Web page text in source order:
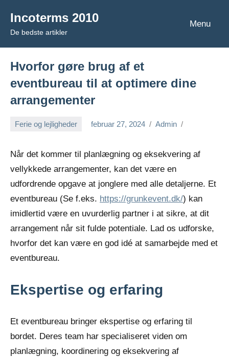
indhold
Incoterms 2010
De bedste artikler
Menu
Hvorfor gøre brug af et
eventbureau til at optimere dine
arrangementer
Ferie og lejligheder februar 27, 2024 Admin
Når det kommer til planlægning og eksekvering af
vellykkede arrangementer, kan det være en
udfordrende opgave at jonglere med alle detaljerne. Et
eventbureau (Se f.eks. https://grunkevent.dk/) kan
imidlertid være en uvurderlig partner i at sikre, at dit
arrangement når sit fulde potentiale. Lad os udforske,
hvorfor det kan være en god idé at samarbejde med et
eventbureau.
Ekspertise og erfaring
Et eventbureau bringer ekspertise og erfaring til
bordet. Deres team har specialiseret viden om
planlægning, koordinering og eksekvering af